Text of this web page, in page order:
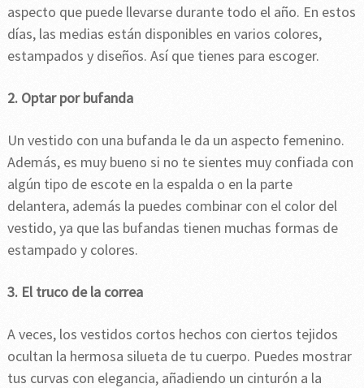
aspecto que puede llevarse durante todo el año. En estos
días, las medias están disponibles en varios colores,
estampados y diseños. Así que tienes para escoger.
2. Optar por bufanda
Un vestido con una bufanda le da un aspecto femenino.
Además, es muy bueno si no te sientes muy confiada con
algún tipo de escote en la espalda o en la parte
delantera, además la puedes combinar con el color del
vestido, ya que las bufandas tienen muchas formas de
estampado y colores.
3. El truco de la correa
A veces, los vestidos cortos hechos con ciertos tejidos
ocultan la hermosa silueta de tu cuerpo. Puedes mostrar
tus curvas con elegancia, añadiendo un cinturón a la